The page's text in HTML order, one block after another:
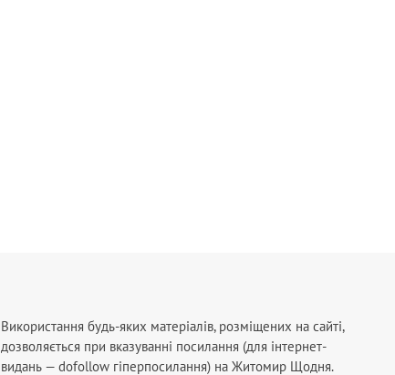
Використання будь-яких матеріалів, розміщених на сайті,
дозволяється при вказуванні посилання (для інтернет-
видань — dofollow гіперпосилання) на Житомир Щодня.